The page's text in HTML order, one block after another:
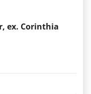
ex. Corinthia